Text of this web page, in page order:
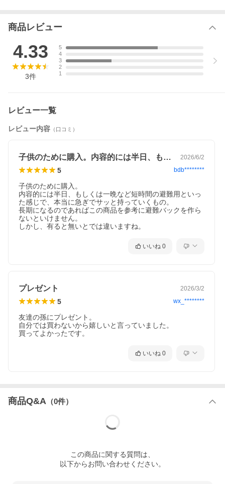
商品レビュー
4.33
3件
5
4
3
2
1
レビュー一覧
レビュー内容 （口コミ）
子供のために購入。内容的には半日、もし… 2026/6/2
5 bdb********
子供のために購入。
内容的には半日、もしくは一晩など短時間の避難用といっ
た感じで、本当に急ぎでサッと持っていくもの。
長期になるのであればこの商品を参考に避難バックを作ら
ないといけません。
しかし、有ると無いとでは違いますね。
いいね 0
プレゼント 2026/3/2
5 wx_********
友達の孫にプレゼント。
自分では買わないから嬉しいと言っていました。
買ってよかったです。
いいね 0
商品Q&A （0件）
この商品に関する質問は、
以下からお問い合わせください。